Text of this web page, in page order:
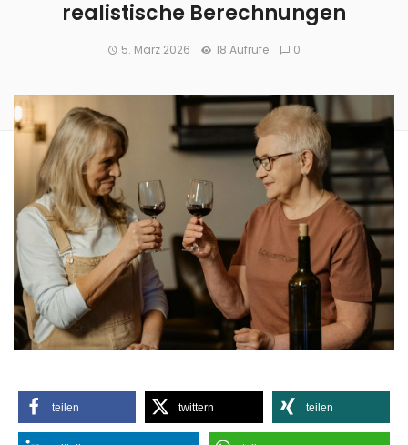
realistische Berechnungen
5. März 2026 18 Aufrufe 0
teilen twittern teilen